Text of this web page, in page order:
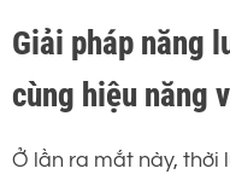
Giải pháp năng
cùng hiệu năng
Ở lần ra mắt này, thời